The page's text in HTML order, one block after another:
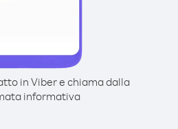
in Viber e chiama dalla
informativa